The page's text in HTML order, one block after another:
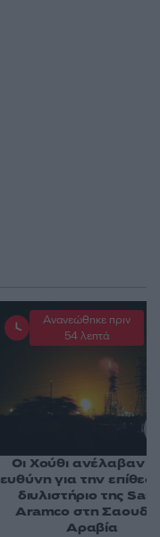
Ανανεώθηκε πριν
54 λεπτά
Οι Χούθι ανέλαβαν
ευθύνη για την
διυλιστήριο της
Aramco στη
Αραβία